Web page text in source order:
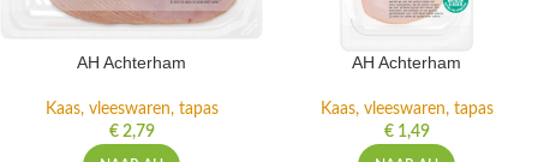
AH Achterham
Kaas, vleeswaren, tapas
€2,79
AH Achterham
Kaas, vleeswaren, tapas
€1,49